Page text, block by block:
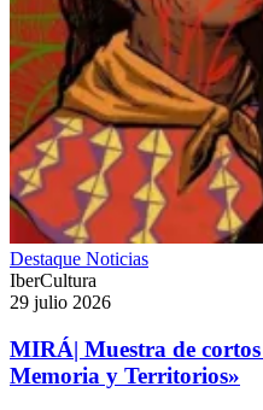
Destaque Noticias
IberCultura
29 julio 2026
MIRÁ| Muestra de cortos
Memoria y Territorios»